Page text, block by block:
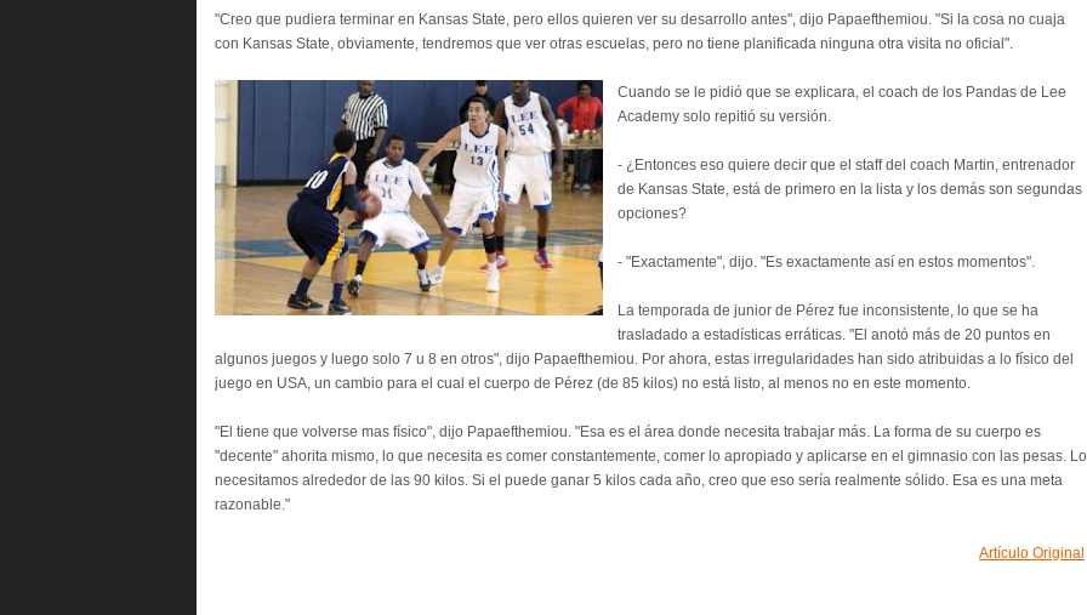
"Creo que pudiera terminar en Kansas State, pero ellos quieren ver su desarrollo antes", dijo Papaefthemiou. "Si la cosa no cuaja
con Kansas State, obviamente, tendremos que ver otras escuelas, pero no tiene planificada ninguna otra visita no oficial".
Cuando se le pidió que se explicara, el coach de los Pandas de Lee
Academy solo repitió su versión.
- ¿Entonces eso quiere decir que el staff del coach Martin, entrenador
de Kansas State, está de primero en la lista y los demás son segundas
opciones?
- "Exactamente", dijo. "Es exactamente así en estos momentos".
La temporada de junior de Pérez fue inconsistente, lo que se ha
trasladado a estadísticas erráticas. "El anotó más de 20 puntos en
algunos juegos y luego solo 7 u 8 en otros", dijo Papaefthemiou. Por ahora, estas irregularidades han sido atribuidas a lo físico del
juego en USA, un cambio para el cual el cuerpo de Pérez (de 85 kilos) no está listo, al menos no en este momento.
"El tiene que volverse mas físico", dijo Papaefthemiou. "Esa es el área donde necesita trabajar más. La forma de su cuerpo es
"decente" ahorita mismo, lo que necesita es comer constantemente, comer lo apropiado y aplicarse en el gimnasio con las pesas. Lo
necesitamos alrededor de las 90 kilos. Si el puede ganar 5 kilos cada año, creo que eso sería realmente sólido. Esa es una meta
razonable."
Artículo Original